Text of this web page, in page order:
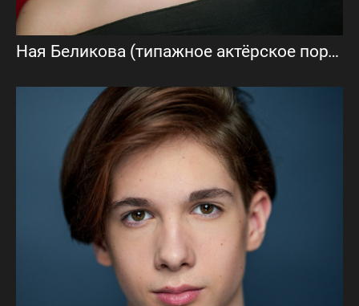
Ная Беликова (типажное актёрское портфолио)